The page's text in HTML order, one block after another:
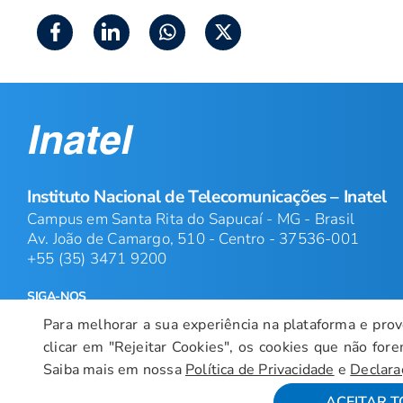
Para melhorar a sua experiência na plataforma e
clicar em "Rejeitar Cookies", os cookies que não
Saiba mais em nossa Política de Privacidade e
Instituto Nacional de Telecomunicações – Inatel
Campus em Santa Rita do Sapucaí - MG - Brasil
Av. João de Camargo, 510 - Centro - 37536-001
+55 (35) 3471 9200
SIGA-NOS